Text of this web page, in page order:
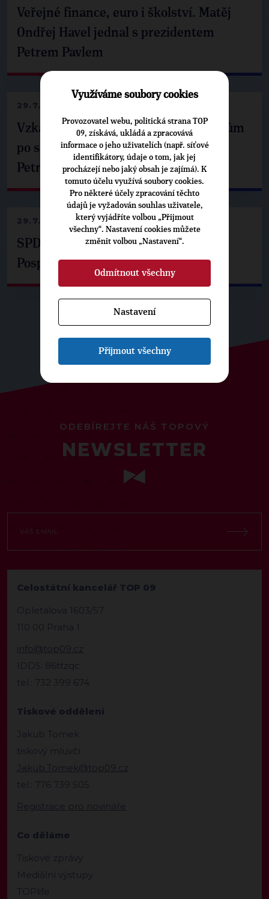
Veřejné finance, euro i školství. Matěj
Ondřej Havel jednal s prezidentem
Petrem Pavlem
29.7.2026
Vzkaz Matěje Ondřeje Havla příznivcům
po setkání s prezidentem republiky
Petrem Pavlem
29.7.2026
SPD už není ve zprávě o extremismu.
Pospíšil: Je tu pachuť
ODEBÍREJTE NÁŠ TOPOVÝ
NEWSLETTER
Celostátní kancelář TOP 09
Opletalova 1603/57
110 00 Praha 1
info@top09.cz
IDDS: 86ttzqc
tel.: 732 399 674
Tiskové oddělení
Jakub Tomek
tiskový mluvčí
Jakub.Tomek@top09.cz
tel.: 776 739 505
Registrace pro novináře
Co děláme
Tiskové zprávy
Mediální výstupy
TOPlife
Využíváme soubory cookies
Provozovatel webu, politická strana TOP
09, získává, ukládá a zpracovává
informace o jeho uživatelích (např. síťové
identifikátory, údaje o tom, jak jej
procházejí nebo jaký obsah je zajímá). K
tomuto účelu využívá soubory cookies.
Pro některé účely zpracování těchto
údajů je vyžadován souhlas uživatele,
který vyjádříte volbou „Přijmout
všechny“. Nastavení cookies můžete
změnit volbou „Nastavení“.
Odmítnout všechny
Nastavení
Přijmout všechny